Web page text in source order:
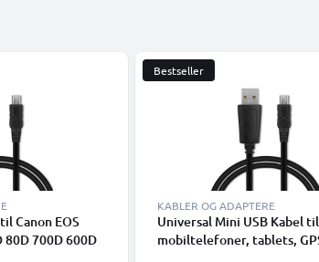
Canon EOS
80D 700D 600D
Bestseller
KABLER OG ADAPTERE
Universal Mini USB Kabel til
mobiltelefoner, tablets,